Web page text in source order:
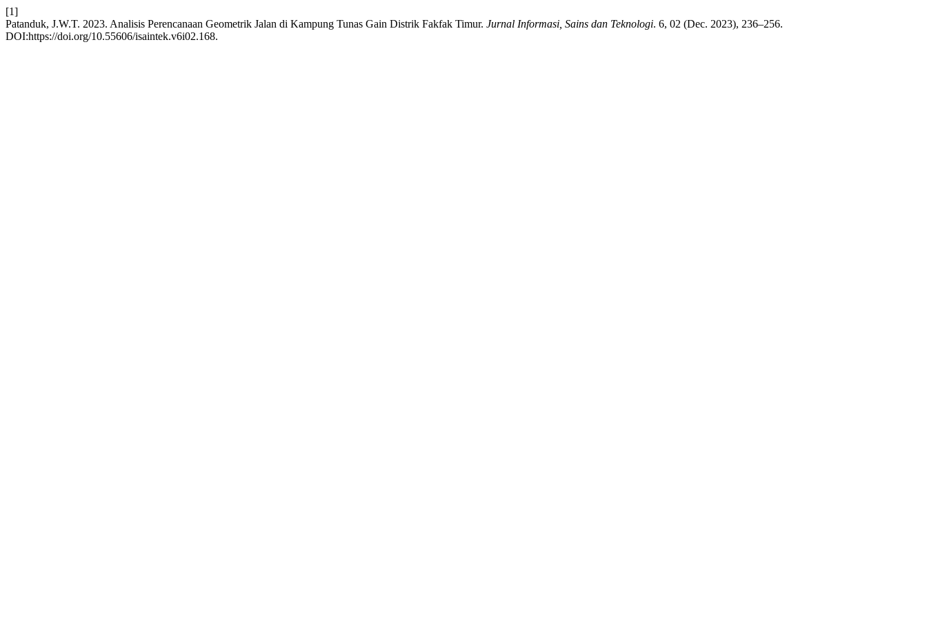
[1]
Patanduk, J.W.T. 2023. Analisis Perencanaan Geometrik Jalan di Kampung Tunas Gain Distrik Fakfak Timur. Jurnal Informasi, Sains dan Teknologi. 6, 02 (Dec. 2023), 236–256.
DOI:https://doi.org/10.55606/isaintek.v6i02.168.